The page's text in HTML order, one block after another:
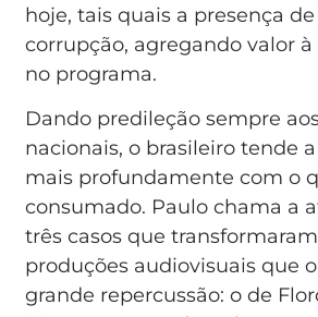
hoje, tais quais a presença
corrupção, agregando valor
no programa.
Dando predileção sempre
nacionais, o brasileiro tende
mais profundamente com o
consumado. Paulo chama a
três casos que
produções audiovisuais que
grande repercussão: o de